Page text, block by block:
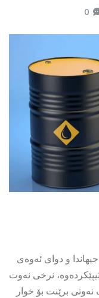
0
و دواى ئەوەى
نرخى نەوت
نەوتی برێنت بۆ خوار